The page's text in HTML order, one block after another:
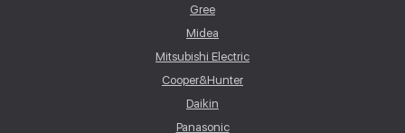
Gree
Midea
Mitsubishi Electric
Cooper&Hunter
Daikin
Panasonic